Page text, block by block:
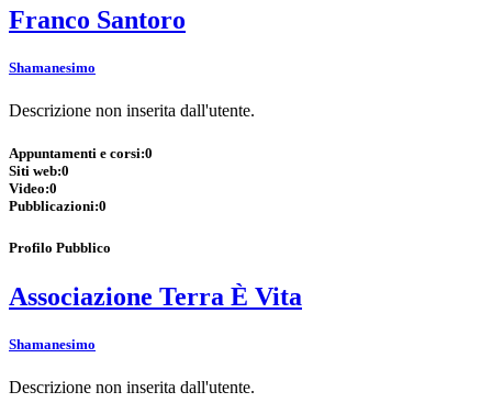
Franco Santoro
Shamanesimo
Descrizione non inserita dall'utente.
Appuntamenti e corsi:0
Siti web:0
Video:0
Pubblicazioni:0
Profilo Pubblico
Associazione Terra È Vita
Shamanesimo
Descrizione non inserita dall'utente.